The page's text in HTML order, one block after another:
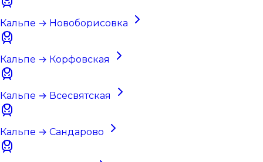
Кальпе → Новоборисовка
Кальпе → Корфовская
Кальпе → Всесвятская
Кальпе → Сандарово